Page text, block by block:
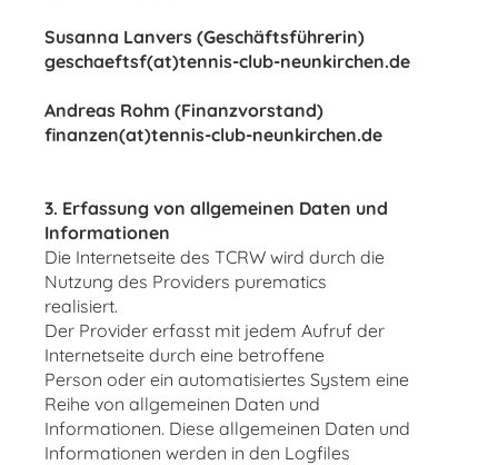
Susanna Lanvers (Geschäftsführerin)
geschaeftsf(at)tennis-club-neunkirchen.de
Andreas Rohm (Finanzvorstand)
finanzen(at)tennis-club-neunkirchen.de
3. Erfassung von allgemeinen Daten und
Informationen
Die Internetseite des TCRW wird durch die
Nutzung des Providers purematics
realisiert.
Der Provider erfasst mit jedem Aufruf der
Internetseite durch eine betroffene
Person oder ein automatisiertes System eine
Reihe von allgemeinen Daten und
Informationen. Diese allgemeinen Daten und
Informationen werden in den Logfiles